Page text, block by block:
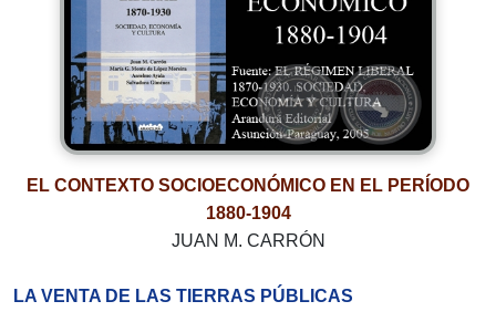
EL CONTEXTO SOCIOECONÓMICO EN EL PERÍODO
1880-1904
JUAN M. CARRÓN
LA VENTA DE LAS TIERRAS PÚBLICAS